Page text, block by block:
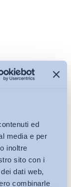
ed
media e per
inoltre
sito con i
dati web,
combinarle